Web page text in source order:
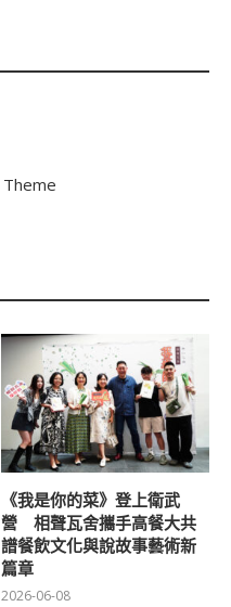
《我是你的菜》登上衛武
營 相聲瓦舍攜手高餐大共
譜餐飲文化與說故事藝術新
篇章
2026-06-08